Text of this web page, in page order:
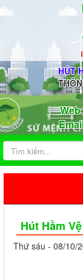
HÚT
Web
Hút Hầm
Thứ sáu - 08/10/